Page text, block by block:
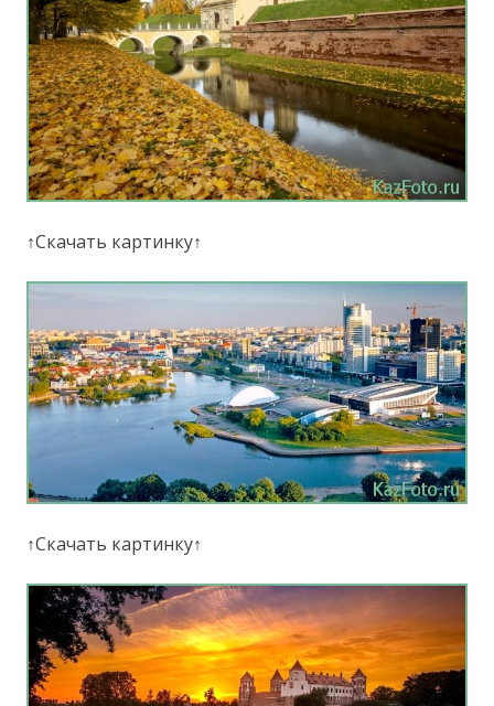
↑Скачать картинку↑
↑Скачать картинку↑